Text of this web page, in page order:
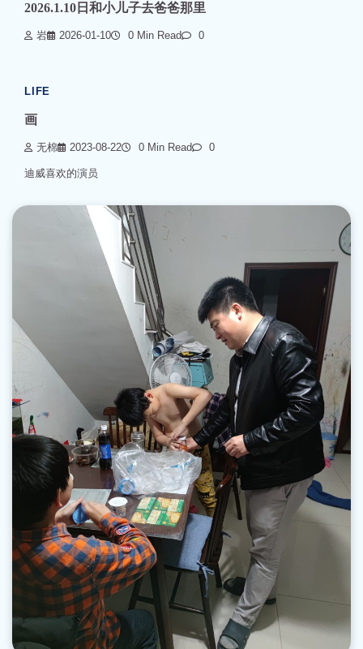
2026.1.10日和小儿子去爸爸那里
岩 2026-01-10 0 Min Read 0
LIFE
画
无棉 2023-08-22 0 Min Read 0
迪威喜欢的演员